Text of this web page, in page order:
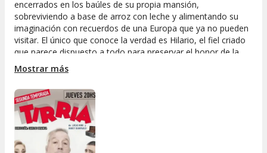
encerrados en los baúles de su propia mansión,
sobreviviendo a base de arroz con leche y alimentando su
imaginación con recuerdos de una Europa que ya no pueden
visitar. El único que conoce la verdad es Hilario, el fiel criado
que parece dispuesto a todo para preservar el honor de la
familia.
Con humor ácido y situaciones absurdas, “Tirria” combina la
tradición del grotesco con un homenaje a las clásicas
comedias de “teléfono blanco” del cine argentino. Un juego
teatral lleno de máscaras, ironía y guiños cinematográficos
que rescata el espíritu de una época donde lo popular y la
alta cultura podían convivir en el mismo escenario.
Mostrar más